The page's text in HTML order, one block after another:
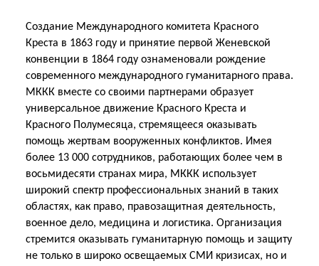
Создание Международного комитета Красного
Креста в 1863 году и принятие первой Женевской
конвенции в 1864 году ознаменовали рождение
современного международного гуманитарного права.
МККК вместе со своими партнерами образует
универсальное движение Красного Креста и
Красного Полумесяца, стремящееся оказывать
помощь жертвам вооруженных конфликтов. Имея
более 13 000 сотрудников, работающих более чем в
восьмидесяти странах мира, МККК использует
широкий спектр профессиональных знаний в таких
областях, как право, правозащитная деятельность,
военное дело, медицина и логистика. Организация
стремится оказывать гуманитарную помощь и защиту
не только в широко освещаемых СМИ кризисах, но и